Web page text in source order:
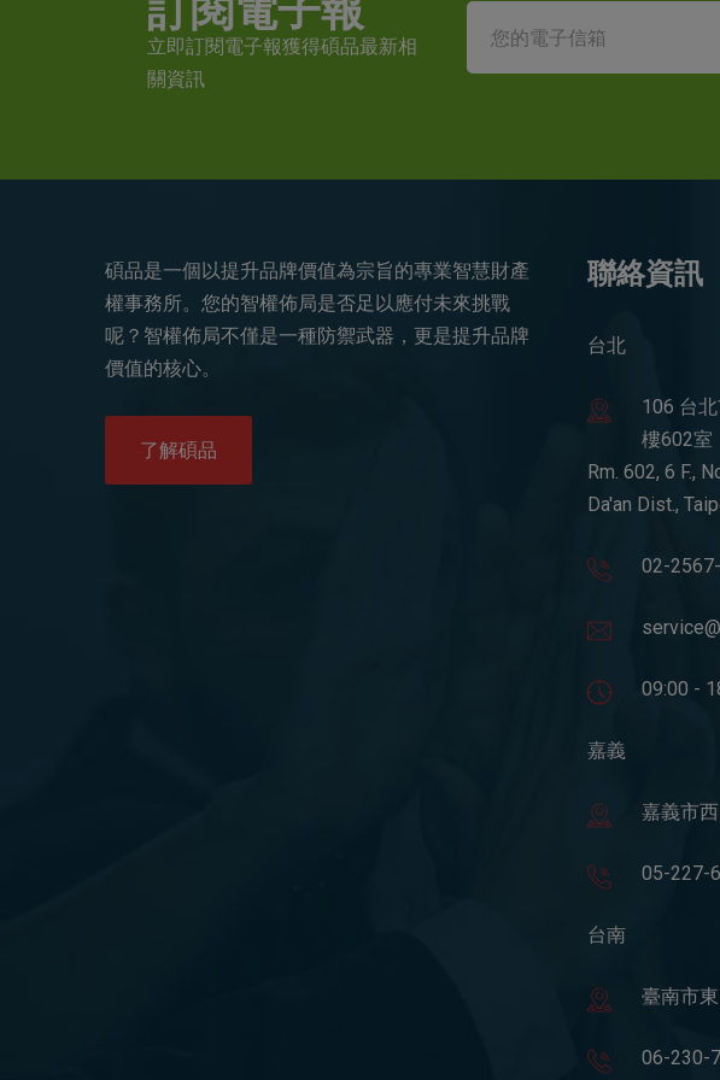
立即訂閱電子報獲得碩品最新相
關資訊
碩品是一個以提升品牌價值為宗旨的專業智慧財產
權事務所。您的智權佈局是否足以應付未來挑戰
呢？智權佈局不僅是一種防禦武器，更是提升品牌
價值的核心。
了解碩品
聯絡資訊
台北
106 台
樓602室
Rm. 602, 6 F.,
Da'an Dist.,
02-
09:00 -
嘉義
嘉義市
05-227-
台南
臺南市
06-230-